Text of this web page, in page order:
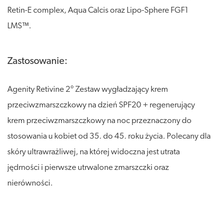
Retin-E complex, Aqua Calcis oraz Lipo-Sphere FGF1
LMS™.
Zastosowanie:
Agenity Retivine 2° Zestaw wygładzający krem
przeciwzmarszczkowy na dzień SPF20 + regenerujący
krem przeciwzmarszczkowy na noc przeznaczony do
stosowania u kobiet od 35. do 45. roku życia. Polecany dla
skóry ultrawrażliwej, na której widoczna jest utrata
jędrności i pierwsze utrwalone zmarszczki oraz
nierówności.